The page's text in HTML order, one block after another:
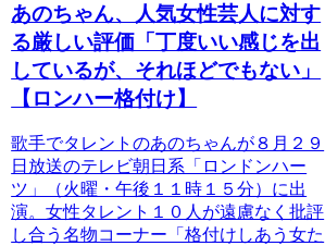
あのちゃん、人気女性芸人に対す
る厳しい評価「丁度いい感じを出
しているが、それほどでもない」
【ロンハー格付け】
歌手でタレントのあのちゃんが８月２９
日放送のテレビ朝日系「ロンドンハー
ツ」（火曜・午後１１時１５分）に出
演。女性タレント１０人が遠慮なく批評
し合う名物コーナー「格付けしあう女た